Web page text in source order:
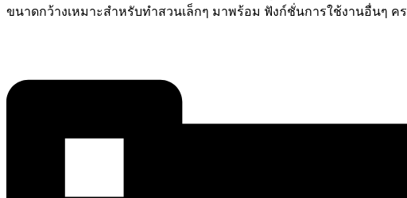
ขนาดกว้างเหมาะสำหรับทำสวนเล็กๆ มาพร้อม ฟังก์ชั่นการใช้งานอื่นๆ ค